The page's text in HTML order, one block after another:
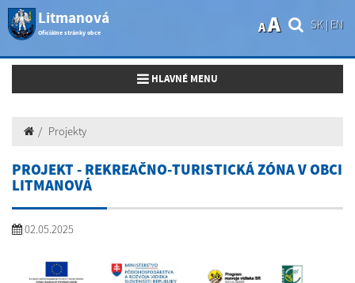
Litmanová
Oficiálne stránky obce
SK| EN
AA
Toggle navigation
HLAVNÉ MENU
Projekty
PROJEKT - REKREAČNO-TURISTICKÁ ZÓNA V OBCI
LITMANOVÁ
02.05.2025